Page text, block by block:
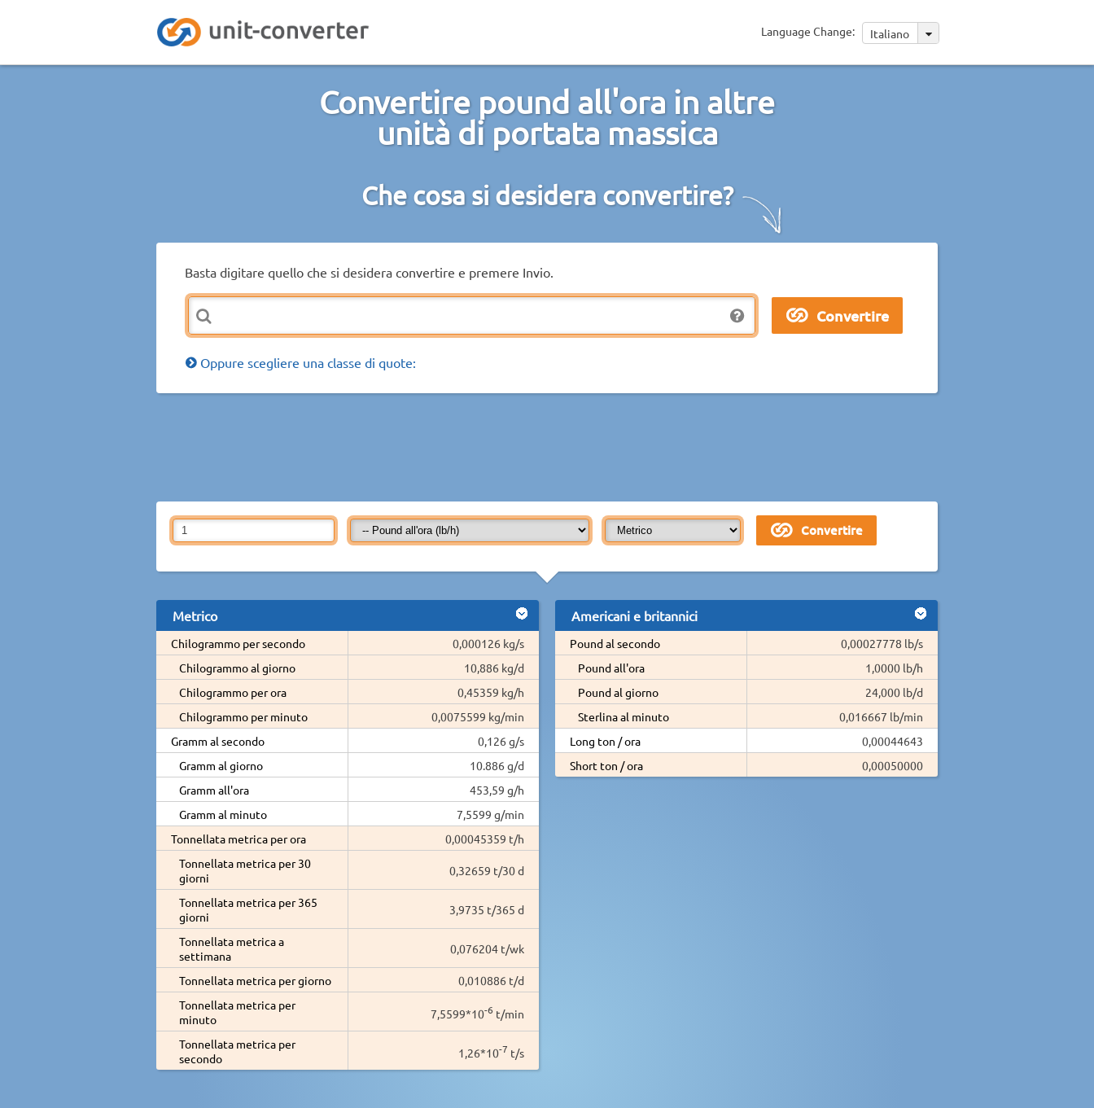
Language Change: Italiano
Convertire pound all'ora in altre
unità di portata massica
Che cosa si desidera convertire?
Basta digitare quello che si desidera convertire e premere Invio.
Oppure scegliere una classe di quote:
Metrico
Chilogrammo per secondo
0,000126 kg/s
Chilogrammo al giorno
10,886 kg/d
Chilogrammo per ora
0,45359 kg/h
Chilogrammo per minuto
0,0075599 kg/min
Gramm al secondo
0,126 g/s
Gramm al giorno
10.886 g/d
Gramm all'ora
453,59 g/h
Gramm al minuto
7,5599 g/min
Tonnellata metrica per ora
0,00045359 t/h
Tonnellata metrica per 30
giorni
0,32659 t/30 d
Tonnellata metrica per 365
giorni
3,9735 t/365 d
Tonnellata metrica a
settimana
0,076204 t/wk
Tonnellata metrica per giorno
0,010886 t/d
Tonnellata metrica per
minuto
7,5599*10-6 t/min
Tonnellata metrica per
secondo
1,26*10-7 t/s
Americani e britannici
Pound al secondo
0,00027778 lb/s
Pound all'ora
1,0000 lb/h
Pound al giorno
24,000 lb/d
Sterlina al minuto
0,016667 lb/min
Long ton / ora
0,00044643
Short ton / ora
0,00050000